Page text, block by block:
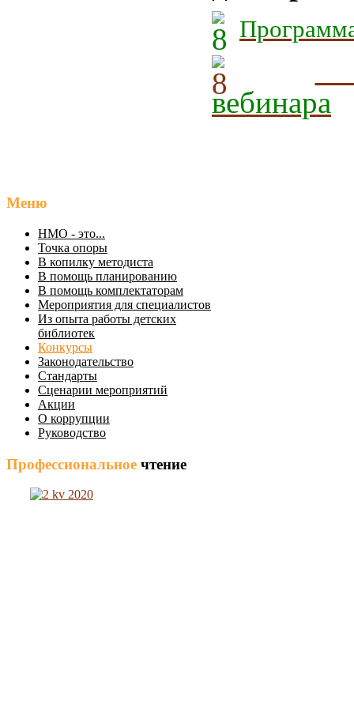
вебинара
Меню
НМО - это...
Точка опоры
В копилку методиста
В помощь планированию
В помощь комплектаторам
Мероприятия для специалистов
Из опыта работы детских
библиотек
Конкурсы
Законодательство
Стандарты
Сценарии мероприятий
Акции
О коррупции
Руководство
Профессиональное чтение